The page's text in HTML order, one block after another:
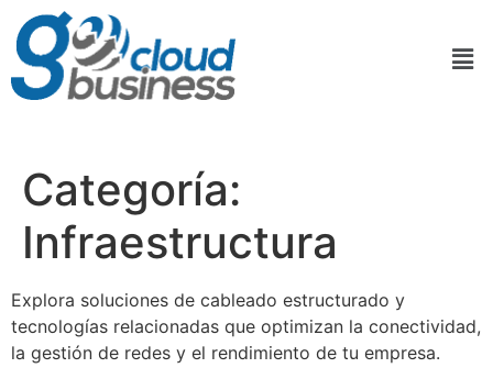
Categoría:
Infraestructura
Explora soluciones de cableado estructurado y
tecnologías relacionadas que optimizan la conectividad,
la gestión de redes y el rendimiento de tu empresa.